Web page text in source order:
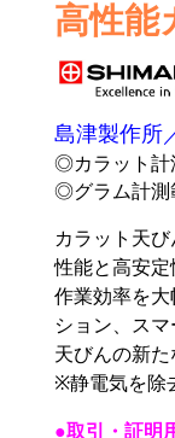
高性能
島津製作所
◎カラット計
◎グラム計測
カラット天
性能と高安
作業効率を
ション、ス
天びんの新
※静電気を除
●取引・証明